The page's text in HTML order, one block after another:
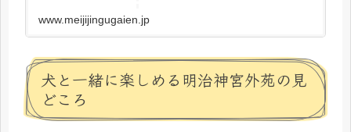
www.meijijingugaien.jp
犬と一緒に楽しめる明治神宮外苑の見
どころ